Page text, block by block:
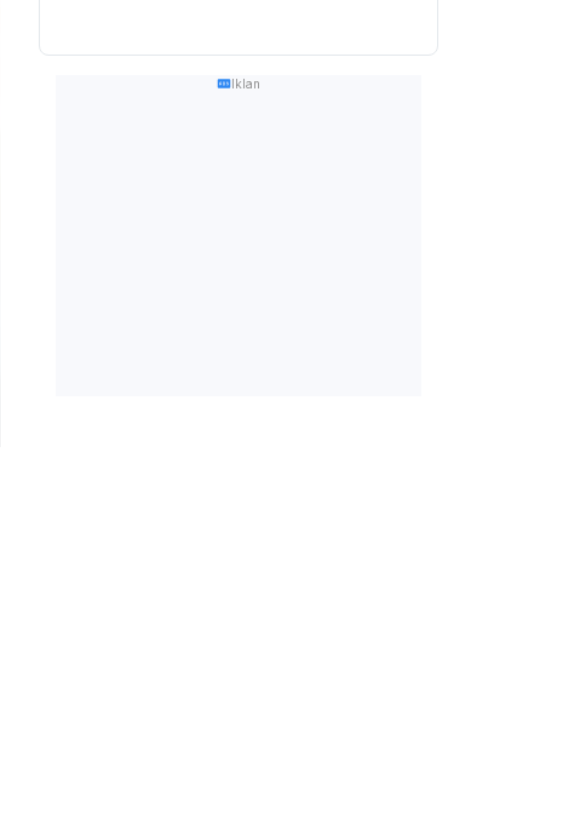
Iklan